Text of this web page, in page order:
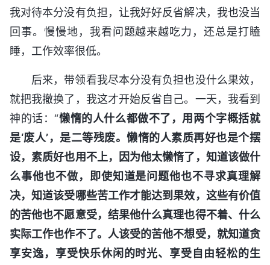
我对待本分没有负担，让我好好反省解决，我也没当
回事。慢慢地，我看问题越来越吃力，还总是打瞌
睡，工作效率很低。
后来，带领看我尽本分没有负担也没什么果效，
就把我撤换了，我这才开始反省自己。一天，我看到
神的话：“懒惰的人什么都做不了，用两个字概括就
是‘废人’，是二等残废。懒惰的人素质再好也是个摆
设，素质好也用不上，因为他太懒惰了，知道该做什
么事他也不做，即使知道是问题他也不寻求真理解
决，知道该受哪些苦工作才能达到果效，这些有价值
的苦他也不愿意受，结果他什么真理也得不着、什么
实际工作也作不了。人该受的苦他不想受，就知道贪
享安逸，享受快乐休闲的时光、享受自由轻松的生